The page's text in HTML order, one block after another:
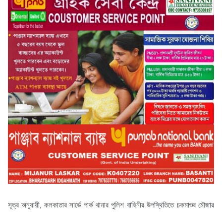
সূত্র অনুযায়ী, কলকাতার সার্ভে পার্ক থানার পুলিশ বাহিনীর উপস্থিতিতে চকমাশুর মৌজার